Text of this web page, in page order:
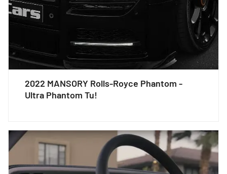
2022 MANSORY Rolls-Royce Phantom -
Ultra Phantom Tu!